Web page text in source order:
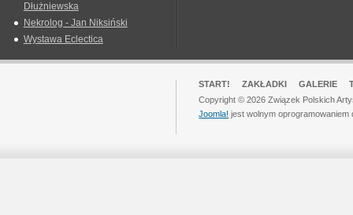
Dłużniewska
Nekrolog - Jan Niksiński
Wystawa Eclectica
START! ZAKŁADKI GALERIE
Copyright © 2026 Związek Polskich
Joomla! jest wolnym